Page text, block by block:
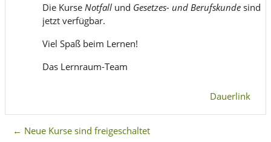
Die Kurse Notfall und Gesetzes- und Berufskunde sind
jetzt verfügbar.
Viel Spaß beim Lernen!
Das Lernraum-Team
Dauerlink
← Neue Kurse sind freigeschaltet